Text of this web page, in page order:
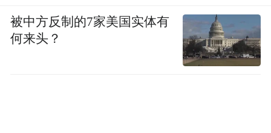
被中方反制的7家美国实体有
何来头？